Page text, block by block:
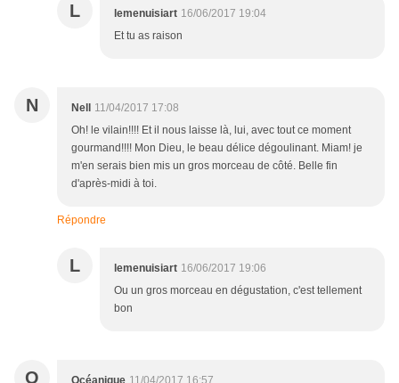
L lemenuisiart 16/06/2017 19:04
Et tu as raison
N Nell
11/04/2017 17:08
Oh! le vilain!!!! Et il nous laisse là, lui, avec tout ce moment
gourmand!!!! Mon Dieu, le beau délice dégoulinant. Miam! je
m'en serais bien mis un gros morceau de côté. Belle fin
d'après-midi à toi.
Répondre
L lemenuisiart 16/06/2017 19:06
Ou un gros morceau en dégustation, c'est tellement
bon
O Océanique 11/04/2017 16:57